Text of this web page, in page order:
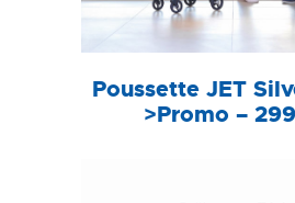
Poussette JET
>Promo –